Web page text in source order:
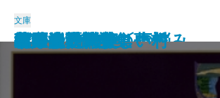
孤独な散歩者の夢想
ゲーテ詩集
脂肪の塊・テリエ館
パルムの僧院〔下〕
巴里の憂鬱
若きウェルテルの悩み
ハイネ詩集
女の一生
パルムの僧院〔上〕
三好達治詩集
文庫
バイロン詩集
春琴抄
風立ちぬ・美しい村
ヴィヨンの妻
北原白秋詩集
萩原朔太郎詩集
ヘッセ詩集
春の嵐
椿姫
春